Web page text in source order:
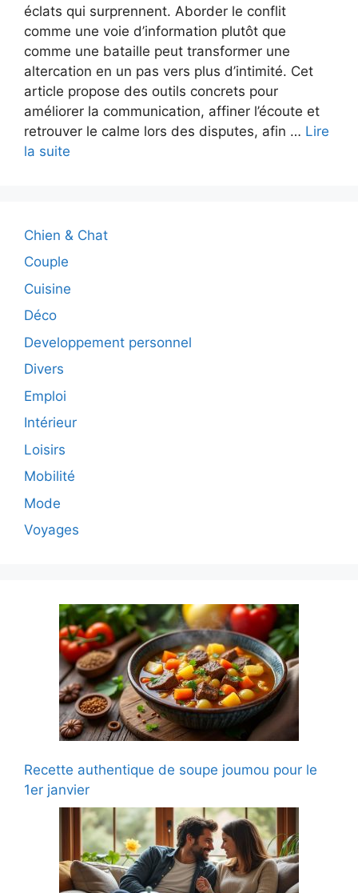
éclats qui surprennent. Aborder le conflit
comme une voie d’information plutôt que
comme une bataille peut transformer une
altercation en un pas vers plus d’intimité. Cet
article propose des outils concrets pour
améliorer la communication, affiner l’écoute et
retrouver le calme lors des disputes, afin … Lire
la suite
Chien & Chat
Couple
Cuisine
Déco
Developpement personnel
Divers
Emploi
Intérieur
Loisirs
Mobilité
Mode
Voyages
Recette authentique de soupe joumou pour le
1er janvier